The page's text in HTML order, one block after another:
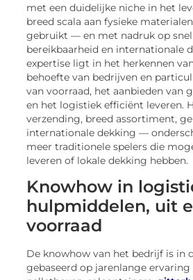
met een duidelijke niche in het
breed scala aan fysieke
gebruikt — en met nadruk op
bereikbaarheid en internationale
expertise ligt in het herkennen
behoefte van bedrijven en
van voorraad, het aanbieden van
en het logistiek efficiënt leveren.
verzending, breed assortiment,
internationale dekking —
meer traditionele spelers die
leveren of lokale dekking hebben.
Knowhow in
hulpmiddelen, uit
voorraad
De knowhow van het bedrijf is in
gebaseerd op jarenlange ervaring